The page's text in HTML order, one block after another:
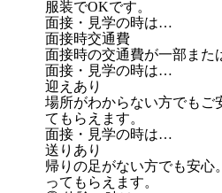
服装でOKです。
面接・見学の時は…
面接時交通費
面接時の交通費が一部また
面接・見学の時は…
迎えあり
場所がわからない方でもご
てもらえます。
面接・見学の時は…
送りあり
帰りの足がない方でも安心
ってもらえます。